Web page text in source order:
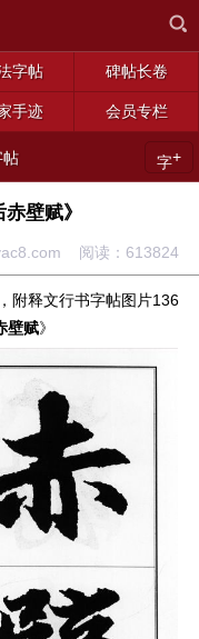
字帖 碑帖长卷
手迹 会员专栏
帖 字+
壁赋》
阅读： 613824
附释文行书字帖图片136
壁赋》